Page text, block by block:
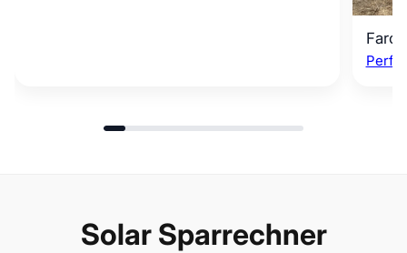
Solar Sparrechner